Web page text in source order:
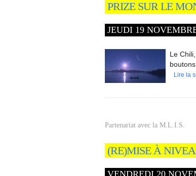
PRIZE SUR LE
JEUDI 19
Le
Lire la
Partenariat avec la M.L.I.S.
(RE)MISE À